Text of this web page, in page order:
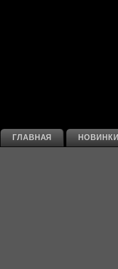
НОВИНКИ
ГЛАВНАЯ